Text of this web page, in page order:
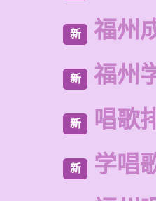
新 福州
新 福州
新 唱歌
新 学唱